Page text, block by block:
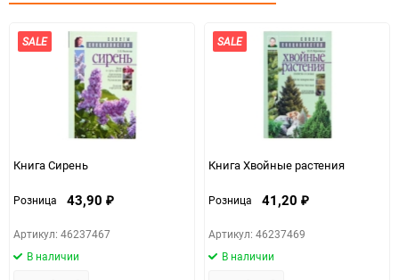
SALE
Книга Сирень
Розница 43,90 ₽
Артикул: 46237467
В наличии
SALE
Книга Хвойные растения
Розница 41,20 ₽
Артикул: 46237469
В наличии